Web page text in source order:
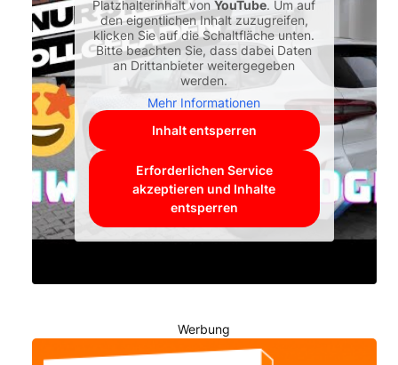
Platzhalterinhalt vonYouTube. Um auf
den eigentlichen Inhalt zuzugreifen,
klicken Sie auf die Schaltfläche unten.
Bitte beachten Sie, dass dabei Daten
an Drittanbieter weitergegeben
werden.
Mehr Informationen
Inhalt entsperren
Erforderlichen Service
akzeptieren und Inhalte
entsperren
Werbung